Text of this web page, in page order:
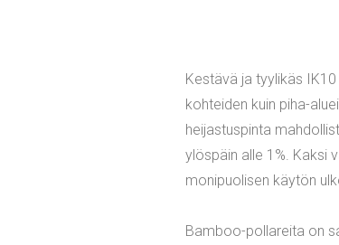
Kestävä ja tyylikäs
kohteiden kuin piha-
heijastuspinta
ylöspäin alle 1%. Kaksi
monipuolisen käytön
Bamboo-pollareita on